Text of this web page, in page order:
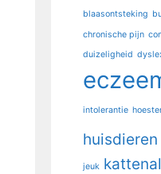
blaasontsteking
chronische pijn
duizeligheid
intolerantie
huisdieren
jeuk